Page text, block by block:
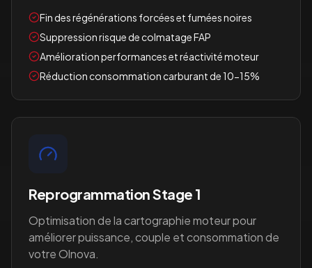
Fin des régénérations forcées et fumées noires
Suppression risque de colmatage FAP
Amélioration performances et réactivité moteur
Réduction consommation carburant de 10-15%
Reprogrammation Stage 1
Optimisation de la cartographie moteur pour
améliorer puissance, couple et consommation de
votreOlnova.